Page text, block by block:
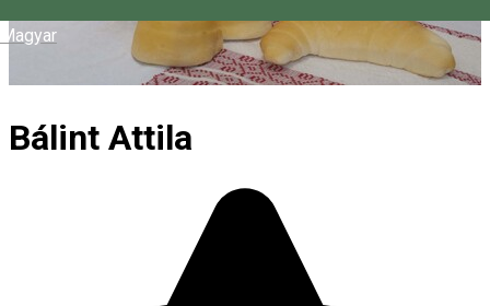
Magyar
Bálint Attila